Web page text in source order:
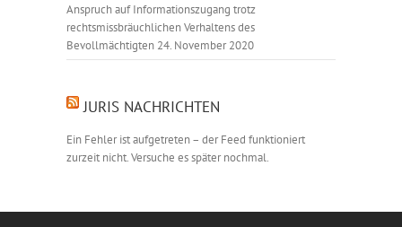
Anspruch auf Informationszugang trotz
rechtsmissbräuchlichen Verhaltens des
Bevollmächtigten 24. November 2020
JURIS NACHRICHTEN
Ein Fehler ist aufgetreten – der Feed funktioniert
zurzeit nicht. Versuche es später nochmal.